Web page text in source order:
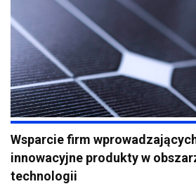
Wsparcie firm
innowacyjne produkty w
technologii